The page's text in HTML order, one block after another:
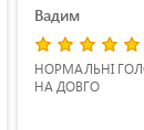
Вадим
НОРМАЛЬНІ
НА ДОВГО